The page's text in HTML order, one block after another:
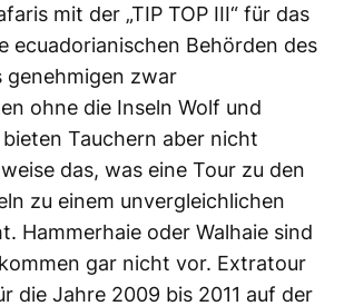
mit der „TIP TOP III“ für das
ecuadorianischen Behörden des
genehmigen zwar
ohne die Inseln Wolf und
Tauchern aber nicht
das, was eine Tour zu den
zu einem unvergleichlichen
Hammerhaie oder Walhaie sind
gar nicht vor. Extratour
die Jahre 2009 bis 2011 auf der